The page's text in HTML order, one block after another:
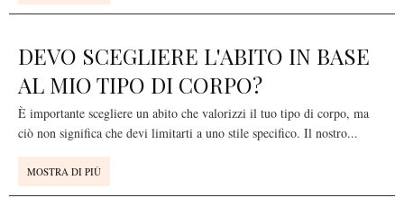
DEVO SCEGLIERE L'ABITO IN BASE
AL MIO TIPO DI CORPO?
È importante scegliere un abito che valorizzi il tuo tipo di corpo, ma
ciò non significa che devi limitarti a uno stile specifico. Il nostro...
MOSTRA DI PIÙ